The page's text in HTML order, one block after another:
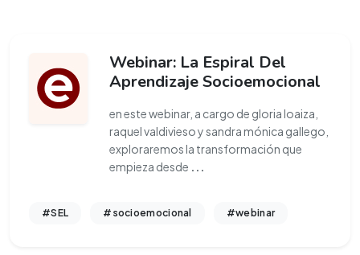
Webinar: La Espiral Del
Aprendizaje Socioemocional
en este webinar, a cargo de gloria loaiza,
raquel valdivieso y sandra mónica gallego,
exploraremos la transformación que
empieza desde ...
#SEL #socioemocional #webinar